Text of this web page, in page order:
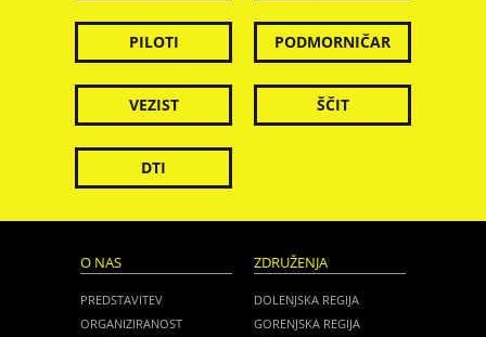
PILOTI PODMORNIČAR
VEZIST ŠČIT
DTI
O NAS
PREDSTAVITEV
ORGANIZIRANOST
ZDRUŽENJA
DOLENJSKA REGIJA
GORENJSKA REGIJA